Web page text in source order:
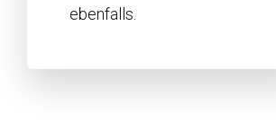
ebenfalls.